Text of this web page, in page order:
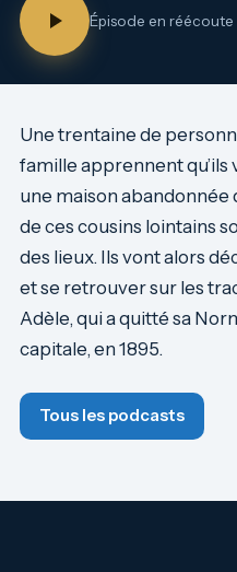
Épisode en réécoute
Une trentaine de
famille apprennent
une maison abandonnée
de ces cousins lointains
des lieux. Ils vont alors
et se retrouver sur les
Adèle, qui a quitté sa
capitale, en 1895.
Tous les podcasts